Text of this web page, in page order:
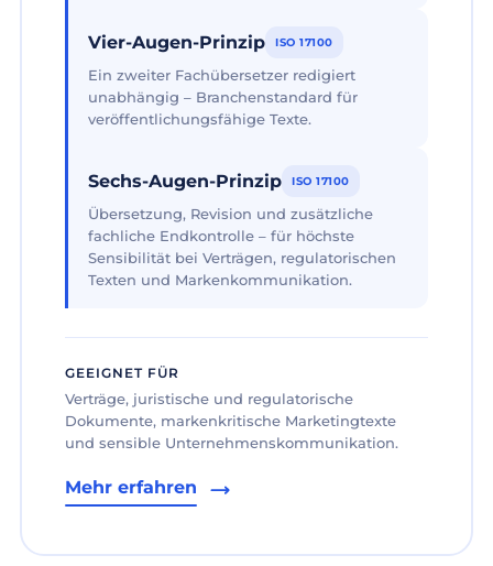
Vier-Augen-Prinzip ISO 17100
Ein zweiter Fachübersetzer redigiert
unabhängig – Branchenstandard für
veröffentlichungsfähige Texte.
Sechs-Augen-Prinzip ISO 17100
Übersetzung, Revision und zusätzliche
fachliche Endkontrolle – für höchste
Sensibilität bei Verträgen, regulatorischen
Texten und Markenkommunikation.
GEEIGNET FÜR
Verträge, juristische und regulatorische
Dokumente, markenkritische Marketingtexte
und sensible Unternehmenskommunikation.
Mehr erfahren